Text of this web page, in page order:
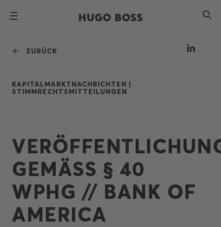
ZURÜCK
KAPITALMARKTNACHRICHTEN |
STIMMRECHTSMITTEILUNGEN
GEMÄSS § 40
WPHG // BANK OF
AMERICA